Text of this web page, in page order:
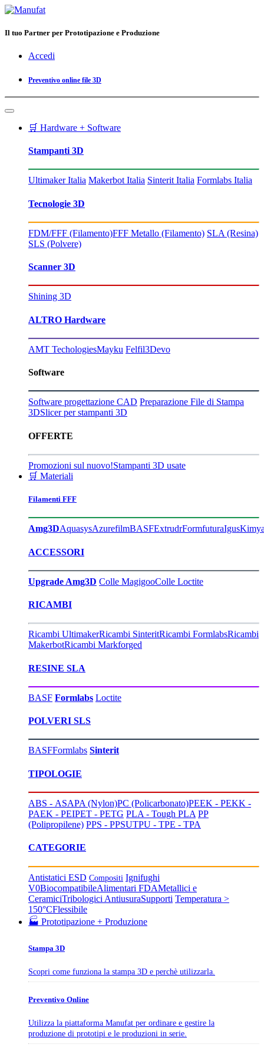
Il tuo Partner per Prototipazione e Produzione
Accedi
Preventivo online file 3D
🛒 Hardware + Software
Stampanti 3D
Ultimaker Italia Makerbot Italia Sinterit Italia Formlabs Italia
Tecnologie 3D
FDM/FFF (Filamento)FFF Metallo (Filamento) SLA (Resina)
SLS (Polvere)
Scanner 3D
Shining 3D
ALTRO Hardware
AMT TechologiesMayku Felfil3Devo
Software
Software progettazione CAD Preparazione File di Stampa
3DSlicer per stampanti 3D
OFFERTE
Promozioni sul nuovo!Stampanti 3D usate
🛒 Materiali
Filamenti FFF
Amg3DAquasysAzurefilmBASFExtrudrFormfuturaIgus
ACCESSORI
Upgrade Amg3D Colle MagigooColle Loctite
RICAMBI
Ricambi UltimakerRicambi SinteritRicambi FormlabsRicambi
MakerbotRicambi Markforged
RESINE SLA
BASF Formlabs Loctite
POLVERI SLS
BASFFormlabs Sinterit
TIPOLOGIE
ABS - ASAPA (Nylon)PC (Policarbonato)PEEK - PEKK -
PAEK - PEIPET - PETG PLA - Tough PLA PP
(Polipropilene) PPS - PPSUTPU - TPE - TPA
CATEGORIE
Antistatici ESD Compositi Ignifughi
V0BiocompatibileAlimentari FDAMetallici e
CeramiciTribologici AntiusuraSupporti Temperatura >
150°CFlessibile
🏭 Prototipazione + Produzione
Stampa 3D
Scopri come funziona la stampa 3D e perchè utilizzarla.
Preventivo Online
Utilizza la piattaforma Manufat per ordinare e gestire la
produzione di prototipi e le produzioni in serie.